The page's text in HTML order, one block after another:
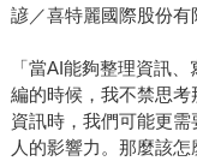
諺／喜特麗國際股份有
「當AI能夠整理資訊
編的時候，我不禁思
資訊時，我們可能更
人的影響力。那麼該